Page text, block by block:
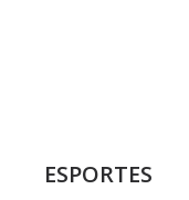
ESPORTES